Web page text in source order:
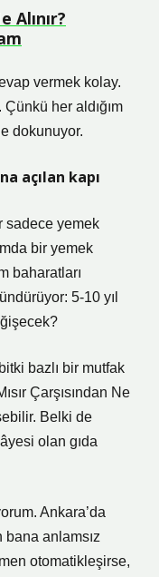
Alınır?
vermek kolay.
her aldığım
dokunuyor.
açılan kapı
sadece yemek
bir yemek
baharatları
5-10 yıl
bazlı bir mutfak
Çarşısından Ne
Belki de
olan gıda
Ankara’da
bana anlamsız
otomatikleşirse,